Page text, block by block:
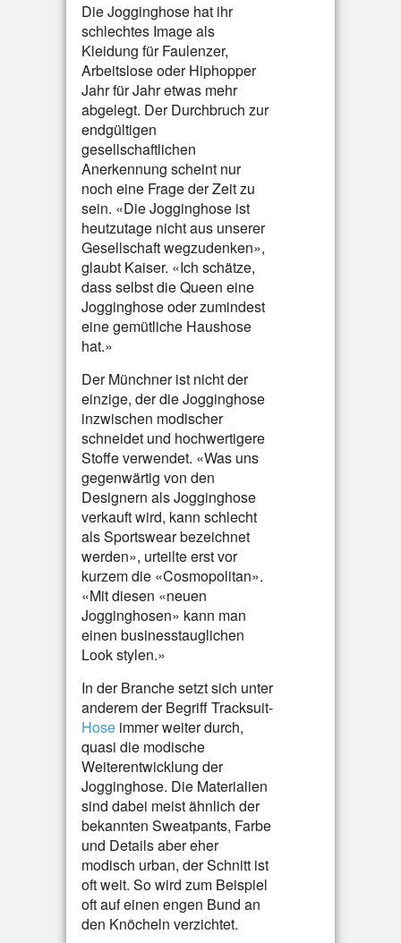
Die Jogginghose hat ihr
schlechtes Image als
Kleidung für Faulenzer,
Arbeitslose oder Hiphopper
Jahr für Jahr etwas mehr
abgelegt. Der Durchbruch zur
endgültigen
gesellschaftlichen
Anerkennung scheint nur
noch eine Frage der Zeit zu
sein. «Die Jogginghose ist
heutzutage nicht aus unserer
Gesellschaft wegzudenken»,
glaubt Kaiser. «Ich schätze,
dass selbst die Queen eine
Jogginghose oder zumindest
eine gemütliche Haushose
hat.»
Der Münchner ist nicht der
einzige, der die Jogginghose
inzwischen modischer
schneidet und hochwertigere
Stoffe verwendet. «Was uns
gegenwärtig von den
Designern als Jogginghose
verkauft wird, kann schlecht
als Sportswear bezeichnet
werden», urteilte erst vor
kurzem die «Cosmopolitan».
«Mit diesen «neuen
Jogginghosen» kann man
einen businesstauglichen
Look stylen.»
In der Branche setzt sich unter
anderem der Begriff Tracksuit-
Hose immer weiter durch,
quasi die modische
Weiterentwicklung der
Jogginghose. Die Materialien
sind dabei meist ähnlich der
bekannten Sweatpants, Farbe
und Details aber eher
modisch urban, der Schnitt ist
oft weit. So wird zum Beispiel
oft auf einen engen Bund an
den Knöcheln verzichtet.